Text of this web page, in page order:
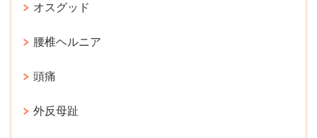
オスグッド
腰椎ヘルニア
頭痛
外反母趾